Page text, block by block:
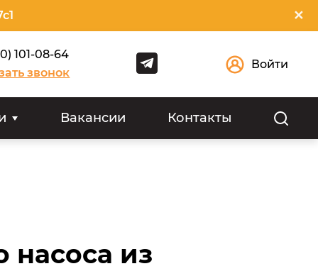
✕
101-08-64
звонок
Войти
Вакансии Контакты
из